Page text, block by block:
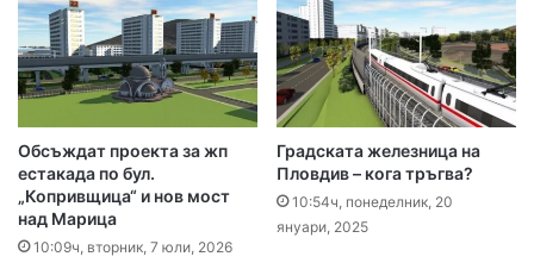
Обсъждат проекта за жп
естакада по бул.
„Копривщица“ и нов мост
над Марица
10:09ч, вторник, 7 юли, 2026
Градската железница на
Пловдив – кога тръгва?
10:54ч, понеделник, 20
януари, 2025